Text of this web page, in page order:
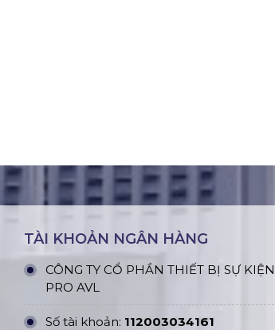
TÀI KHOẢN NGÂN HÀNG
CÔNG TY CỔ PHẦN THIẾT BỊ SỰ KIỆN
PRO AVL
Số tài khoản: 112003034161